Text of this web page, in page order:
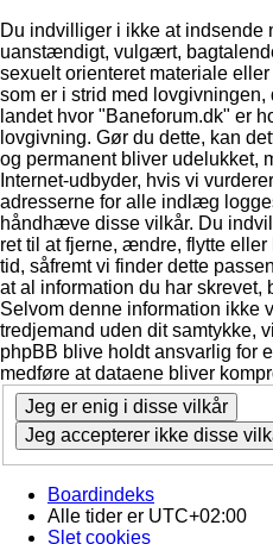
Du indvilliger i ikke at indsende
uanstændigt, vulgært,
sexuelt orienteret materiale
som er i strid med
landet hvor "Baneforum.dk" er
lovgivning. Gør du dette, kan
og permanent bliver udelukket,
Internet-udbyder, hvis vi
adresserne for alle indlæg
håndhæve disse vilkår. Du
ret til at fjerne, ændre, flytte
tid, såfremt vi finder dette
at al information du har skrevet,
Selvom denne information ikke
tredjemand uden dit samtykke,
phpBB blive holdt ansvarlig for
medføre at dataene bliver
Boardindeks
Alle tider er UTC+02:00
Slet cookies